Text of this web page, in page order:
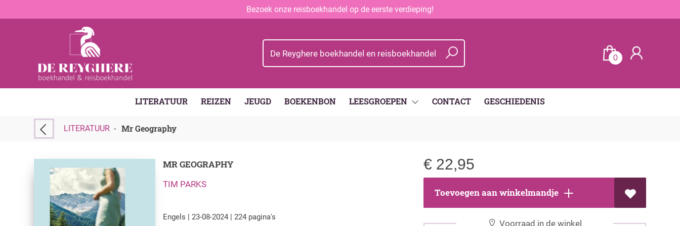
Bezoek onze reisboekhandel op de eerste verdieping!
0
LITERATUUR REIZEN JEUGD BOEKENBON LEESGROEPEN CONTACT GESCHIEDENIS
LITERATUUR - Mr Geography
MR GEOGRAPHY
TIM PARKS
Engels | 23-08-2024 | 224 pagina's
€ 22,95
Toevoegen aan winkelmandje
Voorraad in de winkel